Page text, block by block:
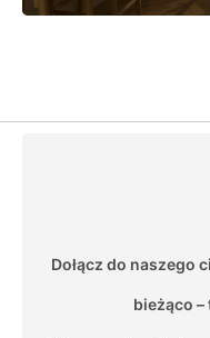
Dołącz do naszego
bieżąco